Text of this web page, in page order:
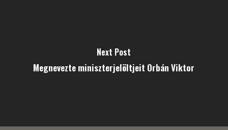
Next Post
Megnevezte miniszterjelöltjeit Orbán Viktor